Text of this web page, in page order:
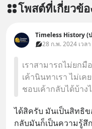
โพสต์ที่เกี่ยวข้อ
Timeless History (
28 ก.พ. 2024 เวล
เราสามารถไม่ยกมื
เค้านินทาเรา ไม่เค
ชอบเค้ากลับได้บ้าง
ได้สิครับ มันเป็นสิทธิ
กลับมันก็เป็นความรู้